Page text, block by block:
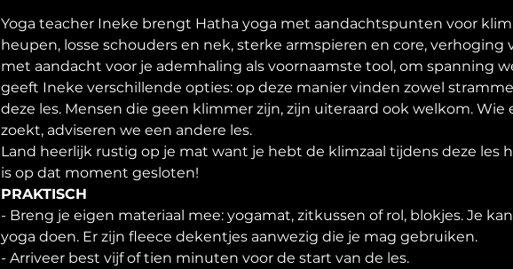
Yoga teacher Ineke brengt Hatha yoga met aandachtspunten voor
heupen, losse schouders en nek, sterke armspieren en core, verhoging
met aandacht voor je ademhaling als voornaamste tool, om spanning
geeft Ineke verschillende opties: op deze manier vinden zowel
deze les. Mensen die geen klimmer zijn, zijn uiteraard ook welkom.
zoekt, adviseren we een andere les.
Land heerlijk rustig op je mat want je hebt de klimzaal tijdens deze les
is op dat moment gesloten!
PRAKTISCH
- Breng je eigen materiaal mee: yogamat, zitkussen of rol, blokjes. Je
yoga doen. Er zijn fleece dekentjes aanwezig die je mag gebruiken.
- Arriveer best vijf of tien minuten voor de start van de les.